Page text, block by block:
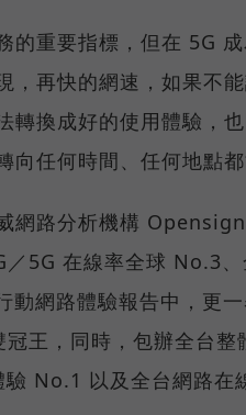
的重要指標，但在 5G
，再快的網速，如果不
轉換成好的使用體驗，
任何時間、任何地點都
網路分析機構
／5G 在線率全球 No.3
網路體驗報告中，更
王，同時，包辦全台
No.1 以及全台網路在